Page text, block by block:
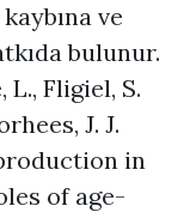
ve
bulunur.
L., Fligiel, S.
J. J.
in
of age-